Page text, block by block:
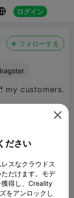
ログイン
フォローする
my customers.

ださい
スなクラウドス
だけます。モデ
獲得し、Creality
をアンロックし